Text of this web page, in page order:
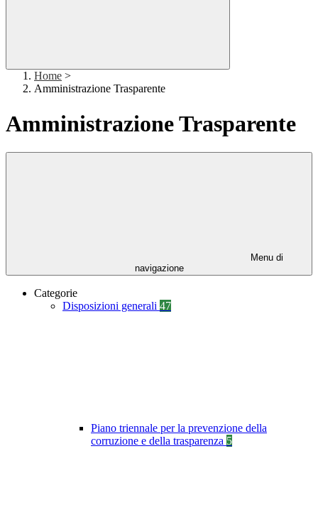
Home >
Amministrazione Trasparente
Amministrazione Trasparente
Menu di
navigazione
Categorie
Disposizioni generali 47
Piano triennale per la prevenzione della
corruzione e della trasparenza 5